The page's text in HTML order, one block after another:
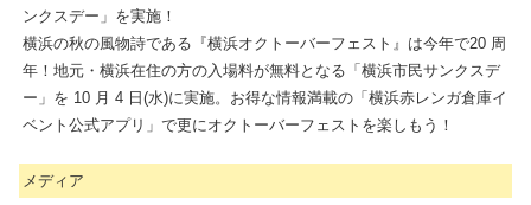
ンクスデー」を実施！
横浜の秋の風物詩である『横浜オクトーバーフェスト』は今年で20 周
年！地元・横浜在住の方の入場料が無料となる「横浜市民サンクスデ
ー」を 10 月 4 日(水)に実施。お得な情報満載の「横浜赤レンガ倉庫イ
ベント公式アプリ」で更にオクトーバーフェストを楽しもう！
メディア